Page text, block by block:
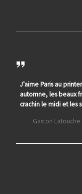
J’aime Paris au
automne, les beaux
crachin le midi et les
Gaston Latouche